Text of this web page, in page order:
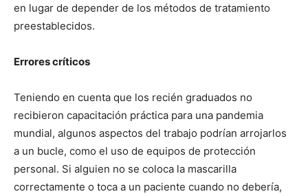
en lugar de depender de los métodos de tratamiento
preestablecidos.
Errores críticos
Teniendo en cuenta que los recién graduados no
recibieron capacitación práctica para una pandemia
mundial, algunos aspectos del trabajo podrían arrojarlos
a un bucle, como el uso de equipos de protección
personal. Si alguien no se coloca la mascarilla
correctamente o toca a un paciente cuando no debería,